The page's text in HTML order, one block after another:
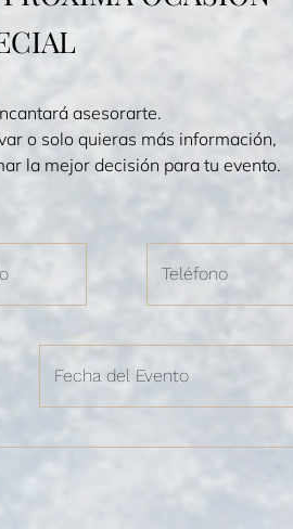
asesorarte.
o solo quieras más información,
la mejor decisión para tu evento.